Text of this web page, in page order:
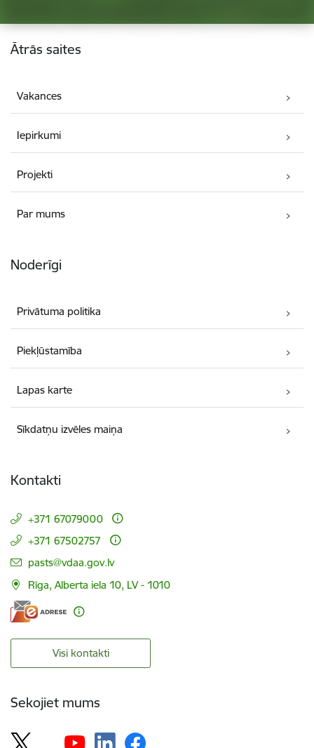
Kājene
Ātrās saites
Vakances
Iepirkumi
Projekti
Par mums
Noderīgi
Privātuma politika
Piekļūstamība
Lapas karte
Sīkdatņu izvēles maiņa
Kontakti
+371 67079000
+371 67502757
E-pasts:
pasts@vdaa.gov.lv
Rīga, Alberta iela 10, LV - 1010
Visi kontakti
Sekojiet mums